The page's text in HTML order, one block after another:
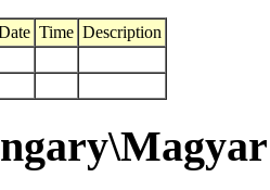
Time Description